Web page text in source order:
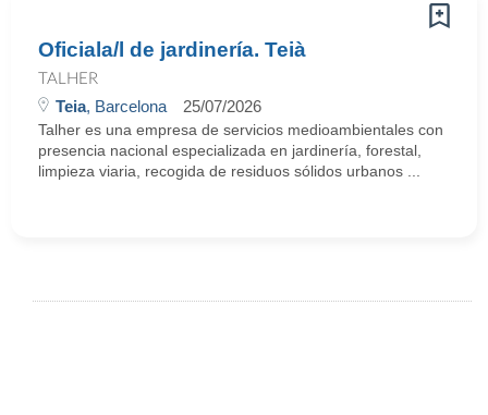
Oficiala/l de jardinería. Teià
TALHER
Teia, Barcelona 25/07/2026
Talher es una empresa de servicios medioambientales con
presencia nacional especializada en jardinería, forestal,
limpieza viaria, recogida de residuos sólidos urbanos ...